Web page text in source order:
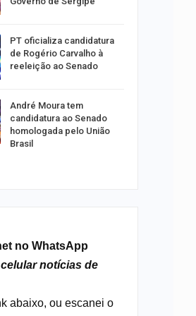
PT oficializa candidatura
de Rogério Carvalho à
reeleição ao Senado
André Moura tem
candidatura ao Senado
homologada pelo União
Brasil
no WhatsApp
notícias de
abaixo, ou escanei o